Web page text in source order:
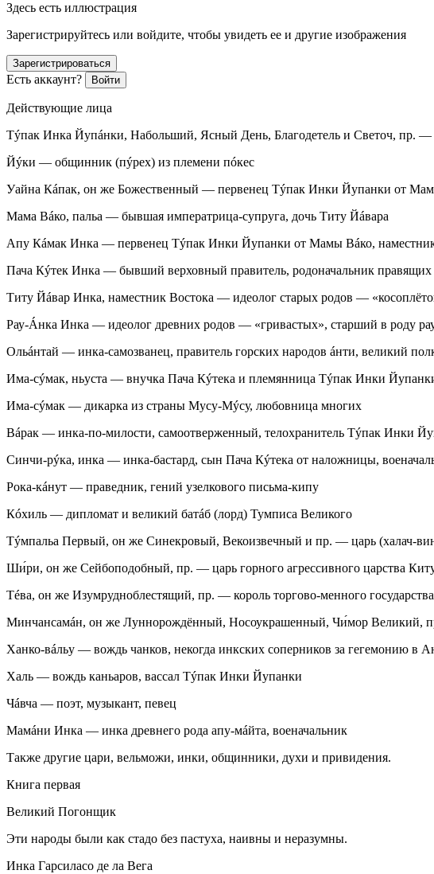
Здесь есть иллюстрация
Зарегистрируйтесь или войдите, чтобы увидеть ее и другие изображения
Зарегистрироваться
Есть аккаунт? Войти
Действующие лица
Тýпак Инка Йупáнки, Набольший, Ясный День, Благодетель и Светоч, пр. —
Йýки — общинник (пýрех) из племени пóкес
Уайна Кáпак, он же Божественный — первенец Тýпак Инки Йупанки от
Мама Вáко, пальа — бывшая императрица-супруга, дочь Титу Йáвара
Апу Кáмак Инка — первенец Тýпак Инки Йупанки от Мамы Вáко,
Пача Кýтек Инка — бывший верховный правитель, родоначальник
Титу Йáвар Инка, наместник Востока — идеолог старых родов —
Рау-Áнка Инка — идеолог древних родов — «гривастых», старший в роду
Ольáнтай — инка-самозванец, правитель горских народов áнти, великий
Има-сýмак, ньуста — внучка Пача Кýтека и племянница Тýпак Инки
Има-сýмак — дикарка из страны Мусу-Мýсу, любовница многих
Вáрак — инка-по-милости, самоотверженный, телохранитель Тýпак Инки
Синчи-рýка, инка — инка-бастард, сын Пача Кýтека от наложницы,
Рока-кáнут — праведник, гений узелкового письма-кипу
Кóхиль — дипломат и великий батáб (лорд) Тумписа Великого
Тýмпальа Первый, он же Синекровый, Векоизвечный и пр. — царь (халач-
Ши́ри, он же Сейбоподобный, пр. — царь горного агрессивного царства
Тéва, он же Изумрудноблестящий, пр. — король торгово-менного
Минчансамáн, он же Луннорождённый, Носоукрашенный, Чи́мор Великий,
Ханко-вáльу — вождь чанков, некогда инкских соперников за гегемонию в
Халь — вождь каньаров, вассал Тýпак Инки Йупанки
Чáвча — поэт, музыкант, певец
Мамáни Инка — инка древнего рода апу-мáйта, военачальник
Также другие цари, вельможи, инки, общинники, духи и привидения.
Книга первая
Великий Погонщик
Эти народы были как стадо без пастуха, наивны и неразумны.
Инка Гарсиласо де ла Вега